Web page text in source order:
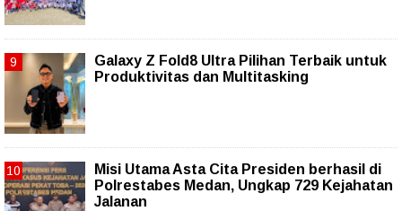
Galaxy Z Fold8 Ultra Pilihan Terbaik untuk
Produktivitas dan Multitasking
Misi Utama Asta Cita Presiden berhasil di
Polrestabes Medan, Ungkap 729 Kejahatan
Jalanan